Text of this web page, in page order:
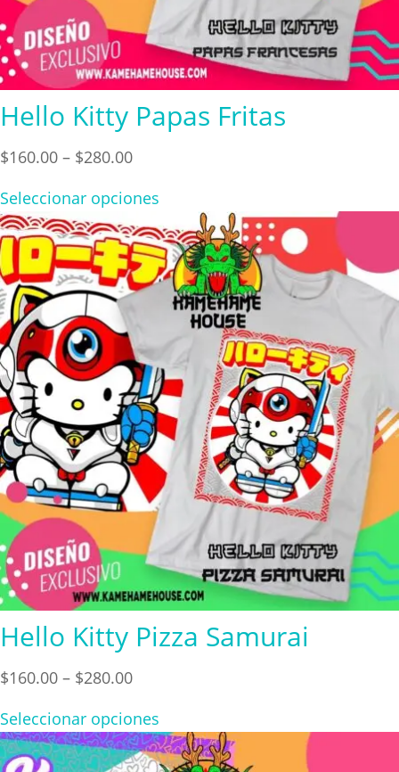
Hello Kitty Papas Fritas
$160.00 – $280.00Price
$160.00
through
$280.00
Seleccionar opciones
Hello Kitty Pizza Samurai
$160.00 – $280.00Price
$160.00
through
Seleccionar opciones